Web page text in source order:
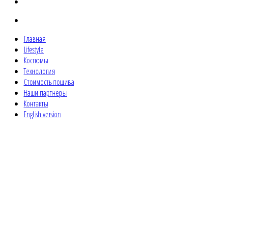
Главная
Lifestyle
Костюмы
Технология
Стоимость пошива
Наши партнеры
Контакты
English version